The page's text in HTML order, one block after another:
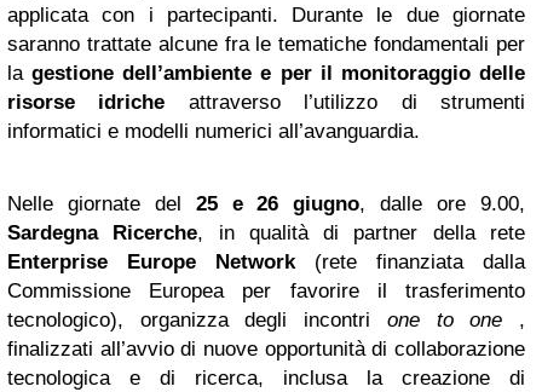
applicata con i partecipanti. Durante le due giornate
saranno trattate alcune fra le tematiche fondamentali per
lagestione dell’ambiente e per il monitoraggio delle
risorse idriche attraverso l’utilizzo di strumenti
informatici e modelli numerici all’avanguardia.
Nelle giornate del 25 e 26 giugno, dalle ore 9.00,
Sardegna Ricerche, in qualità di partner della rete
Enterprise Europe Network(rete finanziata dalla
Commissione Europea per favorire il trasferimento
tecnologico), organizza degli incontri one to one ,
finalizzati all’avvio di nuove opportunità di collaborazione
tecnologica e di ricerca, inclusa la creazione di